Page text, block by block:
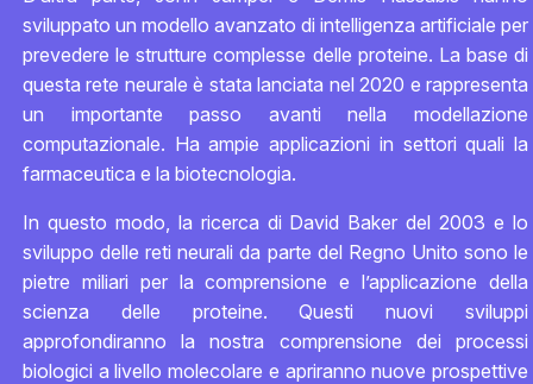
sviluppato un modello avanzato di intelligenza artificiale per
prevedere le strutture complesse delle proteine. La base di
questa rete neurale è stata lanciata nel 2020 e rappresenta
un importante passo avanti nella modellazione
computazionale. Ha ampie applicazioni in settori quali la
farmaceutica e la biotecnologia.
In questo modo, la ricerca di David Baker del 2003 e lo
sviluppo delle reti neurali da parte del Regno Unito sono le
pietre miliari per la comprensione e l’applicazione della
scienza delle proteine. Questi nuovi sviluppi
approfondiranno la nostra comprensione dei processi
biologici a livello molecolare e apriranno nuove prospettive